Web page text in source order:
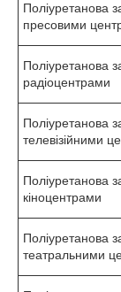
Поліуретанова
пресовими
Поліуретанова
радіоцентрами
Поліуретанова
телевізійними
Поліуретанова
кіноцентрами
Поліуретанова
театральними